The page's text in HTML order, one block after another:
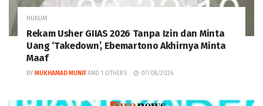
HUKUM
Rekam Usher GIIAS 2026 Tanpa Izin dan Minta
Uang ‘Takedown’, Ebemartono Akhirnya Minta
Maaf
BY MUKHAMAD MUNIF AND 1 OTHERS 07/08/2026